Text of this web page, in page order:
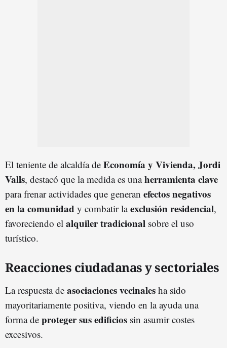
El teniente de alcaldía de Economía y Vivienda, Jordi
Valls, destacó que la medida es unaherramienta clave
para frenar actividades que generan efectos negativos
en la comunidad y combatir laexclusión residencial,
favoreciendo el alquiler tradicional sobre el uso
turístico.
Reacciones ciudadanas y sectoriales
La respuesta de asociaciones vecinales ha sido
mayoritariamente positiva, viendo en la ayuda una
forma de proteger sus edificios sin asumir costes
excesivos.